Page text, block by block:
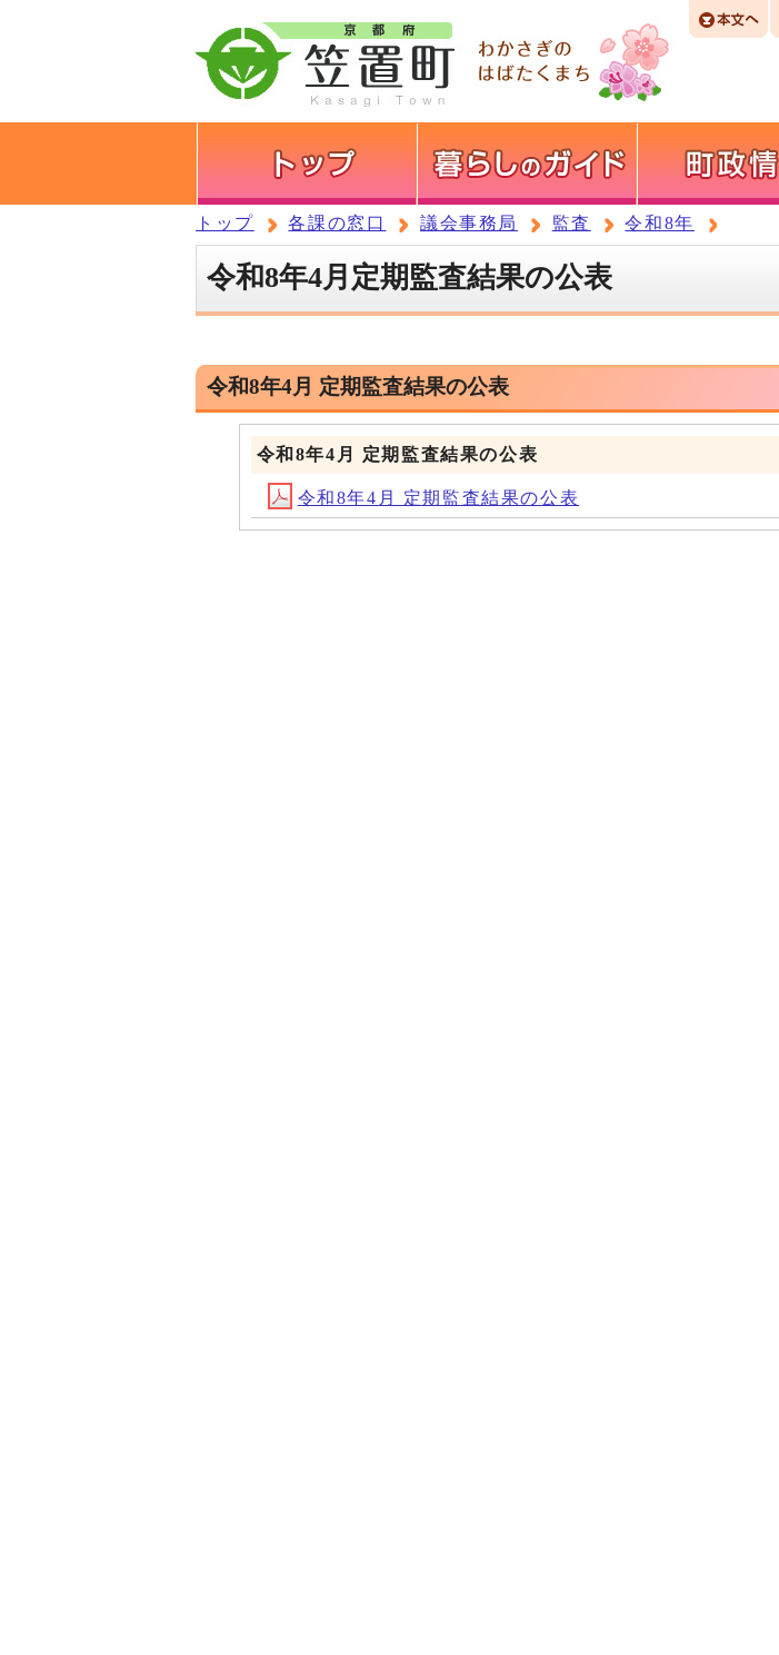
トップ 各課の窓口 議会事務局 監査 令和8年
令和8年4月定期監査結果の公表
令和8年4月 定期監査結果の公表
令和8年4月 定期監査結果の公表
令和8年4月 定期監査結果の公表